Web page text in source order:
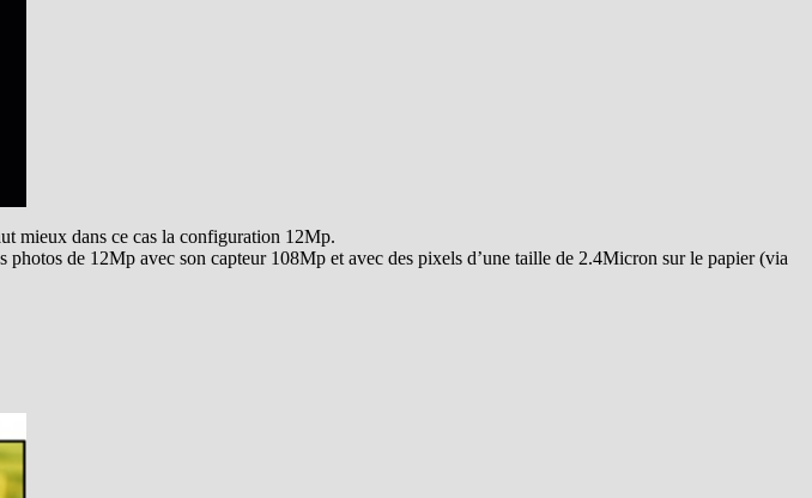
mieux dans ce cas la configuration 12Mp.
de 12Mp avec son capteur 108Mp et avec des pixels d’une taille de 2.4Micron sur le papier (via